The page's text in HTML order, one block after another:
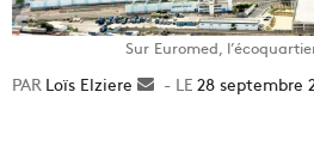
Sur Euromed,
Loïs Elziere
Envoyer28 septembre